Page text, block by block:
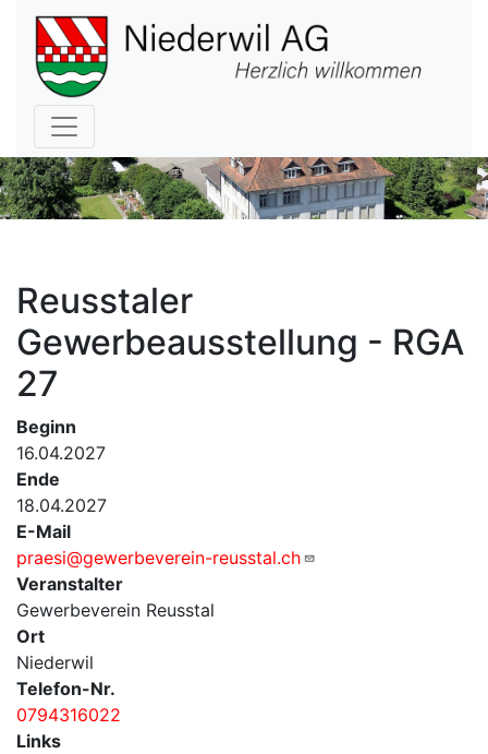
Hauptnavigation
Reusstaler
Gewerbeausstellung - RGA
27
Beginn
16.04.2027
Ende
18.04.2027
E-Mail
praesi@gewerbeverein-reusstal.ch
Veranstalter
Gewerbeverein Reusstal
Ort
Niederwil
Telefon-Nr.
0794316022
Links